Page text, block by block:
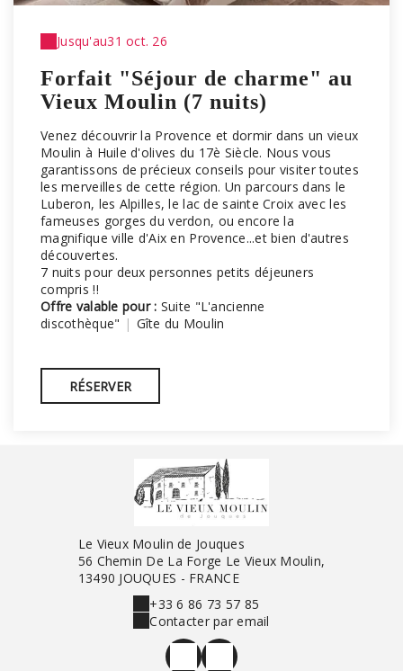
Jusqu'au31 oct. 26
Forfait "Séjour de charme" au
Vieux Moulin (7 nuits)
Venez découvrir la Provence et dormir dans un vieux
Moulin à Huile d'olives du 17è Siècle. Nous vous
garantissons de précieux conseils pour visiter toutes
les merveilles de cette région. Un parcours dans le
Luberon, les Alpilles, le lac de sainte Croix avec les
fameuses gorges du verdon, ou encore la
magnifique ville d'Aix en Provence...et bien d'autres
découvertes.
7 nuits pour deux personnes petits déjeuners
compris !!
Offre valable pour : Suite "L'ancienne
discothèque" | Gîte du Moulin
RÉSERVER
Le Vieux Moulin de Jouques
56 Chemin De La Forge Le Vieux Moulin,
13490 JOUQUES - FRANCE
+33 6 86 73 57 85
Contacter par email